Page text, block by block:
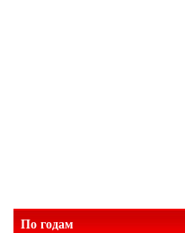
По годам